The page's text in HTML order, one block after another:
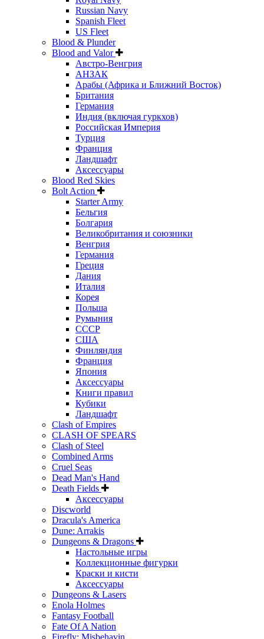
Russian Navy
Spanish Fleet
US Fleet
Blood & Plunder
Blood and Valor
Австро-Венгрия
АНЗАК
Арабы (Африка и Ближний Восток)
Британия
Германия
Индия (включая гуркхов)
Российская Империя
Турция
Франция
Ландшафт
Аксессуары
Blood Red Skies
Bolt Action
Starter Army
Бельгия
Болгария
Великобритания и союзники
Венгрия
Германия
Греция
Дания
Италия
Корея
Польша
Румыния
СССР
США
Финляндия
Франция
Япония
Аксессуары
Книги правил
Кубики
Ландшафт
Clash of Empires
CLASH OF SPEARS
Clash of Steel
Combined Arms
Cruel Seas
Dead Man's Hand
Death Fields
Аксессуары
Discworld
Dracula's America
Dune: Arrakis
Dungeons & Dragons
Настольные игры
Коллекционные фигурки
Краски и кисти
Аксессуары
Dungeons & Lasers
Enola Holmes
Fantasy Football
Fate Of A Nation
Firefly: Misbehavin